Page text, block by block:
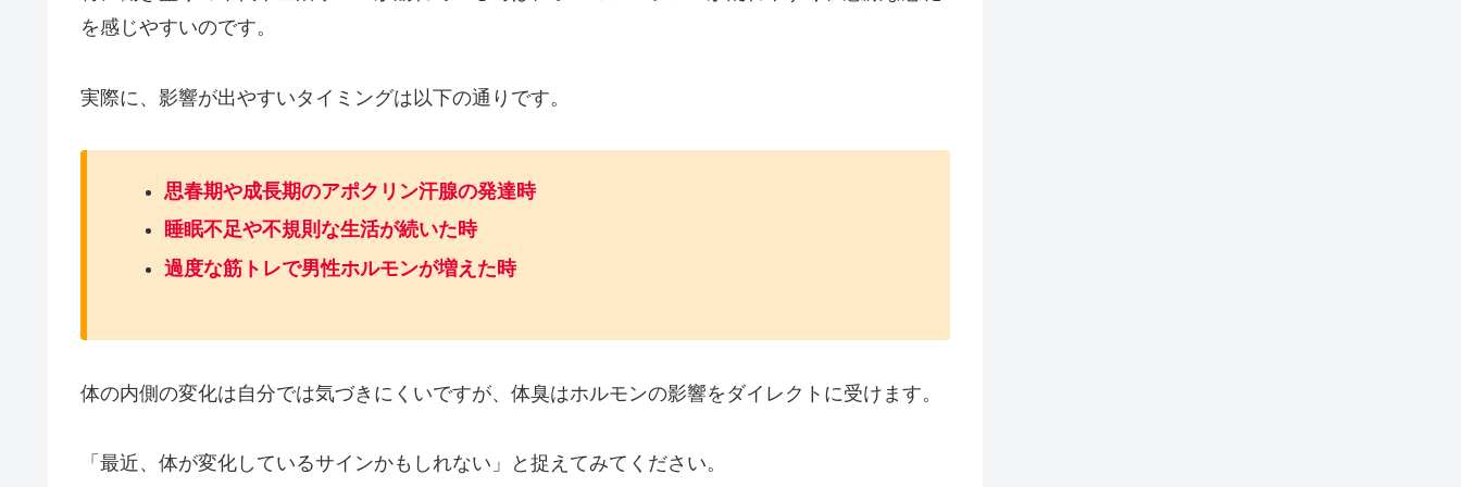
を感じやすいのです。
実際に、影響が出やすいタイミングは以下の通りです。
思春期や成長期のアポクリン汗腺の発達時
睡眠不足や不規則な生活が続いた時
過度な筋トレで男性ホルモンが増えた時
体の内側の変化は自分では気づきにくいですが、体臭はホルモンの影響をダイレクトに受けます。
「最近、体が変化しているサインかもしれない」と捉えてみてください。